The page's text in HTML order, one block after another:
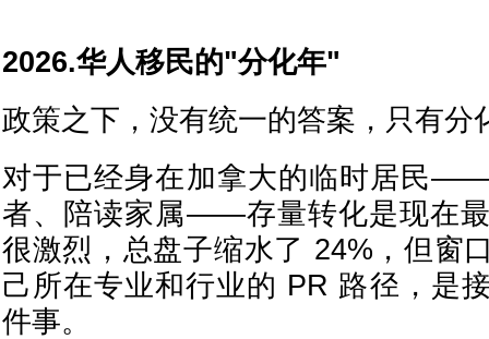
2026.华人移民的"分化年"
政策之下，没有统一的答案，只有分
对于已经身在加拿大的临时居民
者、陪读家属——存量转化是现在
很激烈，总盘子缩水了 24%，但窗
己所在专业和行业的 PR 路径，是
件事。